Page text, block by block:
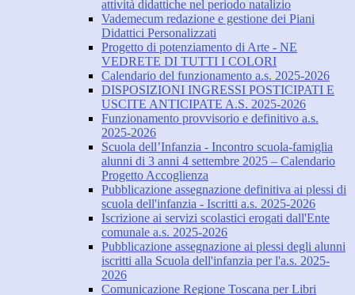
attività didattiche nel periodo natalizio
Vademecum redazione e gestione dei Piani
Didattici Personalizzati
Progetto di potenziamento di Arte - NE
VEDRETE DI TUTTI I COLORI
Calendario del funzionamento a.s. 2025-2026
DISPOSIZIONI INGRESSI POSTICIPATI E
USCITE ANTICIPATE A.S. 2025-2026
Funzionamento provvisorio e definitivo a.s.
2025-2026
Scuola dell’Infanzia - Incontro scuola-famiglia
alunni di 3 anni 4 settembre 2025 – Calendario
Progetto Accoglienza
Pubblicazione assegnazione definitiva ai plessi di
scuola dell'infanzia - Iscritti a.s. 2025-2026
Iscrizione ai servizi scolastici erogati dall'Ente
comunale a.s. 2025-2026
Pubblicazione assegnazione ai plessi degli alunni
iscritti alla Scuola dell'infanzia per l'a.s. 2025-
2026
Comunicazione Regione Toscana per Libri